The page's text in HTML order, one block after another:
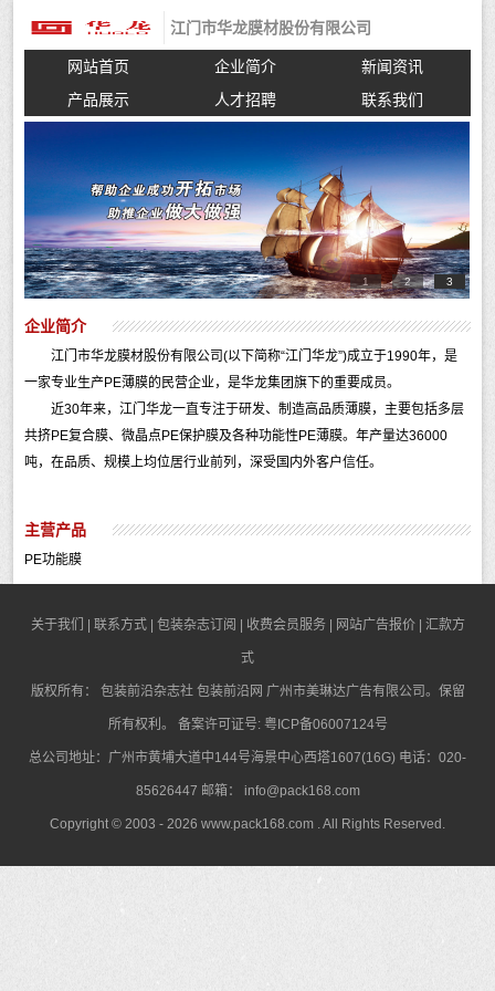
江门市华龙膜材股份有限公司
网站首页 企业简介
新闻资讯
产品展示
人才招聘 联系我们
1 2 3
企业简介
江门市华龙膜材股份有限公司(以下简称“江门华龙”)成立于1990年，是
一家专业生产PE薄膜的民营企业，是华龙集团旗下的重要成员。
近30年来，江门华龙一直专注于研发、制造高品质薄膜，主要包括多层
共挤PE复合膜、微晶点PE保护膜及各种功能性PE薄膜。年产量达36000
吨，在品质、规模上均位居行业前列，深受国内外客户信任。
主营产品
PE功能膜
关于我们 联系方式| 包装杂志订阅 收费会员服务| 网站广告报价| 汇款方
式
版权所有： 包装前沿杂志社 包装前沿网 广州市美琳达广告有限公司。保留
所有权利。 备案许可证号: 粤ICP备06007124号
总公司地址：广州市黄埔大道中144号海景中心西塔1607(16G) 电话：020-
85626447 邮箱： info@pack168.com
Copyright © 2003 - 2026 www.pack168.com . All Rights Reserved.